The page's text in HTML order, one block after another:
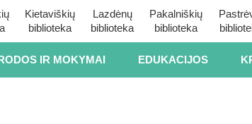
Kietaviškių
biblioteka
Lazdėnų
biblioteka
Pakalniškių
biblioteka
IR MOKYMAI EDUKACIJOS